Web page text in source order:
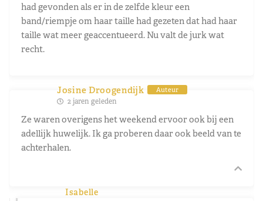
had gevonden als er in de zelfde kleur een
band/riempje om haar taille had gezeten dat had haar
taille wat meer geaccentueerd. Nu valt de jurk wat
recht.
Josine Droogendijk Auteur
2 jaren geleden
Ze waren overigens het weekend ervoor ook bij een
adellijk huwelijk. Ik ga proberen daar ook beeld van te
achterhalen.
Isabelle